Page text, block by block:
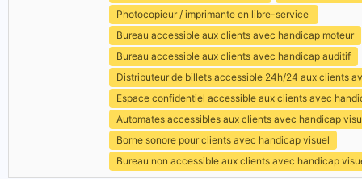
Photocopieur / imprimante en libre-service
Bureau accessible aux clients avec handicap moteur
Bureau accessible aux clients avec handicap auditif
Distributeur de billets accessible 24h/24 aux clients
Espace confidentiel accessible aux clients avec
Automates accessibles aux clients avec handicap
Borne sonore pour clients avec handicap visuel
Bureau non accessible aux clients avec handicap